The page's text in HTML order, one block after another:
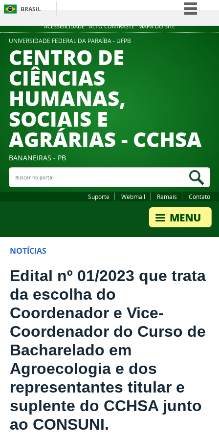
ACESSIBILIDADE ALTO CONTRASTE MAPA DO SITE
BRASIL
Simplifique!
UNIVERSIDADE FEDERAL DA PARAÍBA - UFPB
CENTRO DE
CIÊNCIAS
HUMANAS,
SOCIAIS E
AGRÁRIAS - CCHSA
BANANEIRAS - PB
Buscar no portal
Suporte Webmail Ramais Contato
NOTÍCIAS
Edital nº 01/2023 que trata
da escolha do
Coordenador e Vice-
Coordenador do Curso de
Bacharelado em
Agroecologia e dos
representantes titular e
suplente do CCHSA junto
ao CONSUNI.